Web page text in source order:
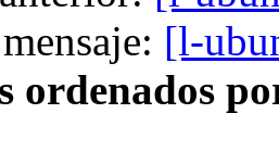
[l-
ordenados